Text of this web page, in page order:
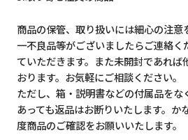
商品の保管、取り扱いには細心の注意
一不良品等がございましたらご連絡く
ていただきます。また未開封であれば
おります。お気軽にご相談ください。
ただし、箱・説明書などの付属品をな
あっても返品はお断りいたします。か
度商品のご確認をお願いいたします。